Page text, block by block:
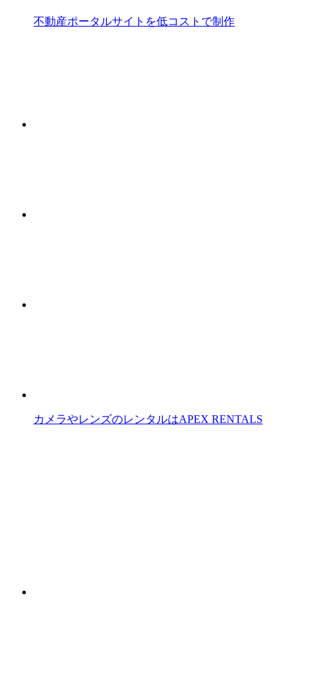
不動産ポータルサイトを低コストで制作
カメラやレンズのレンタルはAPEX RENTALS